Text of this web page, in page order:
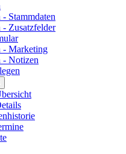
Stammdaten
- Zusatzfelder
- Marketing
- Notizen